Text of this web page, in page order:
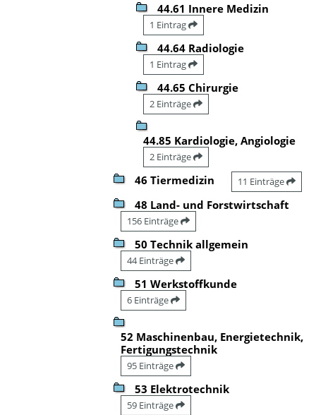
44.61 Innere Medizin
1 Eintrag
44.64 Radiologie
1 Eintrag
44.65 Chirurgie
2 Einträge
44.85 Kardiologie, Angiologie
2 Einträge
46 Tiermedizin 11 Einträge
48 Land- und Forstwirtschaft
156 Einträge
50 Technik allgemein
44 Einträge
51 Werkstoffkunde
6 Einträge
52 Maschinenbau, Energietechnik,
Fertigungstechnik
95 Einträge
53 Elektrotechnik
59 Einträge